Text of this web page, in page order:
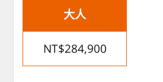
大人
NT$284,900